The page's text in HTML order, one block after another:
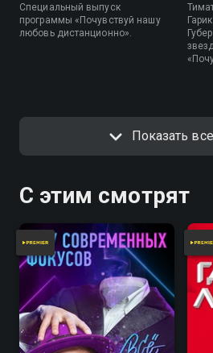
Специальный выпуск
программы «Почувствуй нашу
любовь дистанционно».
Показать
С этим смотрят